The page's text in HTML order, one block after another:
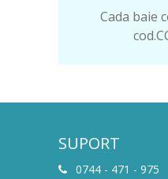
Cada baie
SUPORT
0744 - 471 - 975